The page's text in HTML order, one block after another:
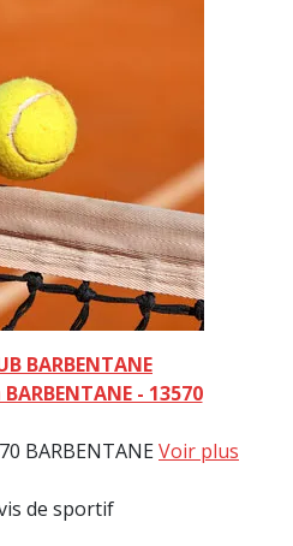
BARBENTANE
- 13570
BARBENTANEVoir plus
de sportif